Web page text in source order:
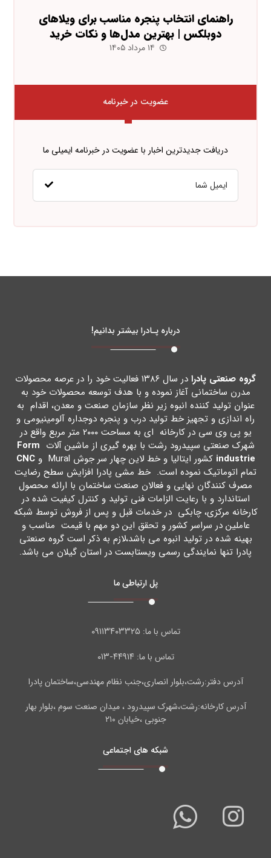
راهنمای انتخاب پنجره مناسب برای ویلاهای
دوبلکس | بهترین مدل‌ها و نکات خرید
۱۴ مرداد ۱۴۰۵
عضویت در خبرنامه
دریافت جدیدترین اخبار با عضویت در خبرنامه ایمیلی ما
درباره پـادرا بیشتر بدانیم!
گروه صنعتی پادرا
در سال ۱۳۸۶ فعالیت خود را در عرصه محصولات
مدرن ساختمانی آغاز نموده و با هدف توسعه محصولات خود به
عنوان تولید کننده انبوه زیر نظر سازمان صنعت و معدن، اقدام به
راه اندازي و تجهیز خط تولید درب و پنجره دوجداره آلومینیومی و
یو پی وي سی در کارخانه اي به مساحت ۲۰۰۰ متر مربع واقع در
شهرك صنعتی سپیدرود رشت با بهره گیري از ماشین آلات Form
industrie کشور ایتالیا و خط لاین چهار سر جوش Mural و
CNC
تمام اتوماتیک نموده است. خط مشی پادرا افزایش سطح رضایت
مصرف کنندگان نهایی و فعالان صنعت ساختمان با ارائه محصول
استاندارد و با رعایت الزامات فنی تولید و کنترل کیفیت شده در
کارخانه مرکزي، چابکی در خدمات قبل و پس از فروش توسط شبکه
عاملین در سراسر کشور و تحقق این دو مهم با قیمت مناسب و
بهینه شده در تولید انبوه می باشد،لازم به ذکر است گروه صنعتی
پادرا تنها نمایندگی رسمی ویستابست در استان گیلان می باشد.
پل ارتباطی ما
تماس با ما:۰۹۱۱۳۴۰۳۳۲۵
تماس با ما: ۴۴۹۱۴-۰۱۳
آدرس دفتر:رشت،بلوار انصاری،جنب نظام مهندسی،ساختمان پادرا
آدرس کارخانه:رشت،شهرک سپیدرود ، میدان صنعت سوم ،بلوار بهار
جنوبی ،خیابان ۲۱۰
شبکه های اجتماعی